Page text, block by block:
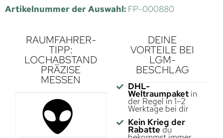
Artikelnummer der Auswahl: FP-000880
RAUMFAHRER-
TIPP:
LOCHABSTAND
PRÄZISE
MESSEN
DEINE
VORTEILE BEI
LGM-
BESCHLAG
DHL-
Weltraumpaketin
der Regel in 1–2
Werktage bei dir
Kein Krieg der
Rabatte du